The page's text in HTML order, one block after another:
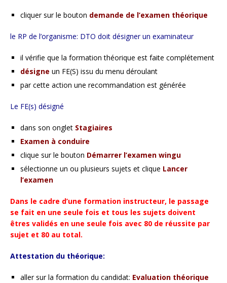
cliquer sur le bouton demande de l’examen théorique
le RP de l’organisme: DTO doit désigner un examinateur
il vérifie que la formation théorique est faite complétement
désigne un FE(S) issu du menu déroulant
par cette action une recommandation est générée
Le FE(s) désigné
dans son onglet Stagiaires
Examen à conduire
clique sur le bouton Démarrer l’examen wingu
sélectionne un ou plusieurs sujets et clique Lancer
l’examen
Dans le cadre d’une formation instructeur, le passage
se fait en une seule fois et tous les sujets doivent
êtres validés en une seule fois avec 80 de réussite par
sujet et 80 au total.
Attestation du théorique:
aller sur la formation du candidat: Evaluation théorique